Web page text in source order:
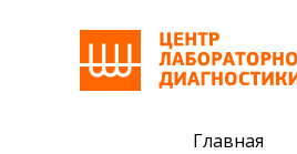
Главная